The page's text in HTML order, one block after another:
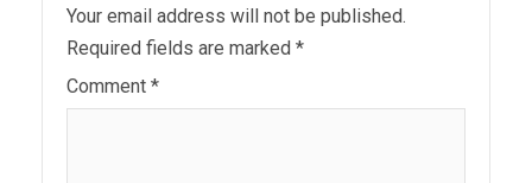
Your email address will not be published.
Required fields are marked *
Comment *